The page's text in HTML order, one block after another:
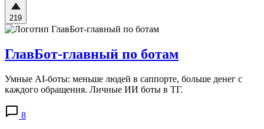
219
ГлавБот-главный по ботам
Умные AI-боты: меньше людей в саппорте, больше денег с
каждого обращения. Личные ИИ боты в ТГ.
8